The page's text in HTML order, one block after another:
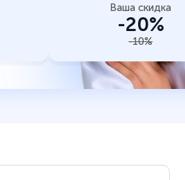
Ваша скидка
-20%
-10%